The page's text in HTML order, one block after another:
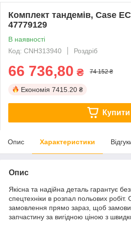
Комплект тандемів, Case
47779129
В наявності
Код: CNH313940
Роздріб
66 736,80 ₴ 74 152 ₴
Економія 7415.20 ₴
Купити
Опис Характеристики
Опис
Якісна та надійна деталь гарантує
спецтехніки в розпал польових
замовлення прямо зараз, щоб
запчастину за вигідною ціною з